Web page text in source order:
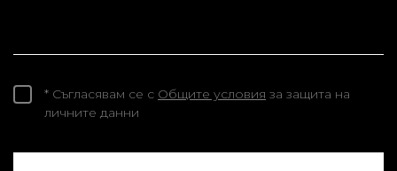
* Съгласявам се с Общите условия за защита на
личните данни